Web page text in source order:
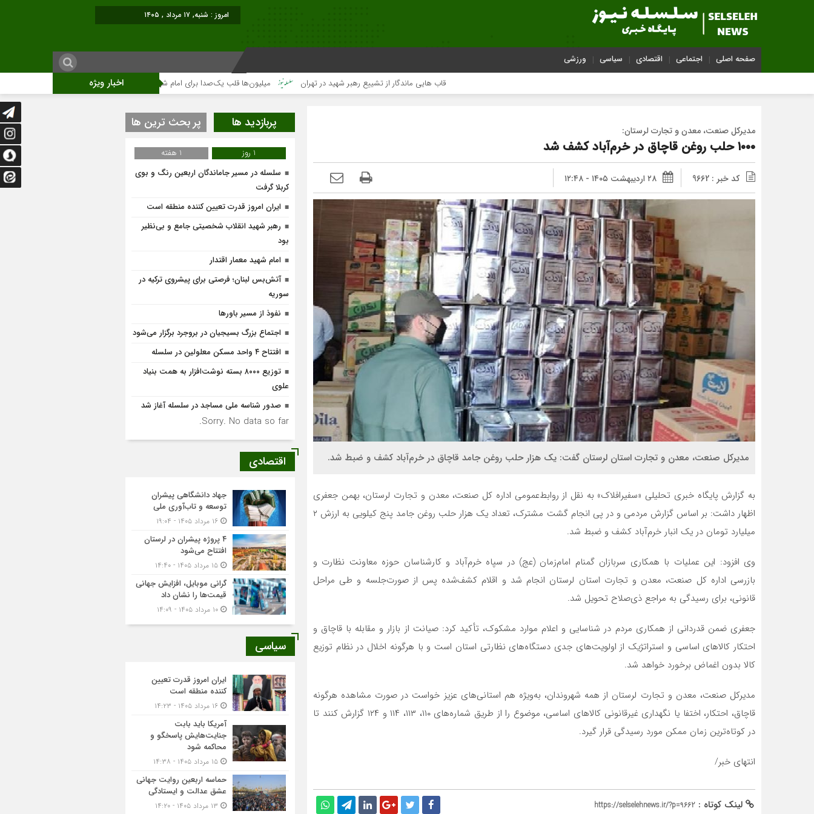
امروز : شنبه, ۱۷ مرداد , ۱۴۰۵
صفحه اصلی اجتماعی اقتصادی سیاسی ورزشی
اخبار ویژه قاب هایی ماندگار از تشییع رهبر شهید در تهران میلیون‌ها قلب یک‌صدا برای امام شهید می‌تپد نمایشگاه آثار هنری ویژه ارتحال امام
مدیرکل صنعت، معدن و تجارت لرستان:
۱۰۰۰ حلب روغن قاچاق در خرم‌آباد کشف شد
کد خبر : 9662 ۲۸ اردیبهشت ۱۴۰۵ - ۱۲:۴۸
مدیرکل صنعت، معدن و تجارت استان لرستان گفت: یک هزار حلب روغن جامد قاچاق در خرم‌آباد کشف و ضبط شد.
به گزارش پایگاه خبری تحلیلی «سفیرافلاک» به نقل از روابط‌عمومی اداره‌ کل صنعت، معدن و تجارت لرستان، بهمن جعفری
اظهار داشت: بر اساس گزارش مردمی و در پی انجام گشت مشترک، تعداد یک هزار حلب روغن جامد پنج کیلویی به ارزش ۲
میلیارد تومان در یک انبار خرم‌آباد کشف و ضبط شد.
وی افزود: این عملیات با همکاری سربازان گمنام امام‌زمان (عج) در سپاه خرم‌آباد و کارشناسان حوزه معاونت نظارت و
بازرسی اداره کل صنعت، معدن و تجارت استان لرستان انجام شد و اقلام کشف‌شده پس از صورت‌جلسه و طی مراحل
قانونی، برای رسیدگی به مراجع ذی‌صلاح تحویل شد.
جعفری ضمن قدردانی از همکاری مردم در شناسایی و اعلام موارد مشکوک، تأکید کرد: صیانت از بازار و مقابله با قاچاق و
احتکار کالاهای اساسی و استراتژیک از اولویت‌های جدی دستگاه‌های نظارتی استان است و با هرگونه اخلال در نظام توزیع
کالا بدون اغماض برخورد خواهد شد.
مدیرکل صنعت، معدن و تجارت لرستان از همه شهروندان، به‌ویژه هم استانی‌های عزیز خواست در صورت مشاهده هرگونه
قاچاق، احتکار، اختفا یا نگهداری غیرقانونی کالاهای اساسی، موضوع را از طریق شماره‌های ۱۱۰، ۱۱۳، ۱۱۴ و ۱۲۴ گزارش کنند تا
در کوتاه‌ترین زمان ممکن مورد رسیدگی قرار گیرد.
انتهای خبر/
لینک کوتاه : https://selselehnews.ir/?p=9662
پربازدید ها پر بحث ترین ها
1 روز
1 هفته
سلسله در مسیر جاماندگان اربعین رنگ و بوی
کربلا گرفت
ایران امروز قدرت تعیین کننده منطقه است
رهبر شهید انقلاب شخصیتی جامع و بی‌نظیر
بود
امام شهید معمار اقتدار
آتش‌بس لبنان؛ فرصتی برای پیشروی ترکیه در
سوریه
نفوذ از مسیر باورها
اجتماع بزرگ بسیجیان در بروجرد برگزار می‌شود
افتتاح ۴ واحد مسکن معلولین در سلسله
توزیع ۸۰۰۰ بسته نوشت‌افزار به همت بنیاد
علوی
صدور شناسه ملی مساجد در سلسله آغاز شد
Sorry. No data so far.
اقتصادی
جهاد دانشگاهی پیشران
توسعه و تاب‌آوری ملی
۴ پروژه پیشران در لرستان
افتتاح می‌شود
گرانی موبایل، افزایش جهانی
قیمت‌ها را نشان داد
سیاسی
ایران امروز قدرت تعیین
کننده منطقه است
آمریکا باید بابت
جنایت‌هایش پاسخگو و
محاکمه شود
حماسه اربعین روایت جهانی
عشق عدالت و ایستادگی